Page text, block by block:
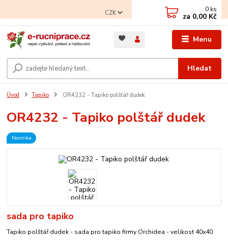
Menu
CZK
Hledat
0 ks
za 0,00 Kč
Úvod Tapiko OR4232 - Tapiko polštář dudek
OR4232 - Tapiko polštář dudek
Novinka
sada pro tapiko
Tapiko polštář dudek - sada pro tapiko firmy Orchidea - velikost 40x40